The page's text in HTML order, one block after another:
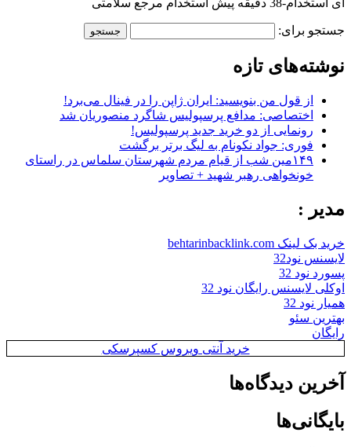
ای استخدام-38 دقیقه پیش استخدام مرجع سلامتی
جستجو برای:
نوشته‌های تازه
از قول من بنویسید: ایران ژاپن را در فینال می‌برد!
اختصاصی: مدافع پرسپولیس شاگرد منصوریان شد
رونمایی از دو خرید جدید پرسپولیس!
فوری: جواد نکونام به لیگ برتر برگشت
۱۴۹مین شب از قیام مردم شهرستان سلماس در راستای
خونخواهی رهبر شهید + تصاویر
مدیر :
خرید بک لینک behtarinbacklink.com
لایسنس نود32
پسورد نود 32
اوکلی لایسنس رایگان نود 32
همیار نود 32
بهترین سئو
رایگان
خرید آنتی ویروس کسپرسکی
آخرین دیدگاه‌ها
بایگانی‌ها